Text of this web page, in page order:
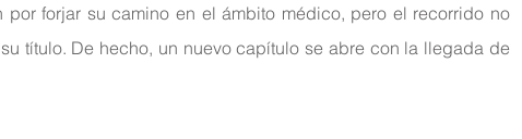
por forjar su camino en el ámbito médico, pero el recorrido no
título. De hecho, un nuevo capítulo se abre con la llegada de